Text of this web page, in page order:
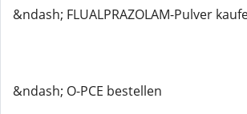
&ndash; FLUALPRAZOLAM-Pulver
&ndash; O-PCE bestellen